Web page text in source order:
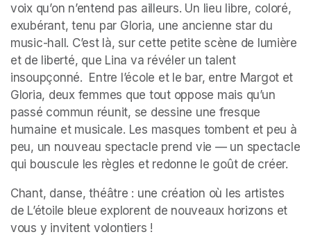
voix qu’on n’entend pas ailleurs. Un lieu libre, coloré,
exubérant, tenu par Gloria, une ancienne star du
music-hall. C’est là, sur cette petite scène de lumière
et de liberté, que Lina va révéler un talent
insoupçonné.  Entre l’école et le bar, entre Margot et
Gloria, deux femmes que tout oppose mais qu’un
passé commun réunit, se dessine une fresque
humaine et musicale. Les masques tombent et peu à
peu, un nouveau spectacle prend vie — un spectacle
qui bouscule les règles et redonne le goût de créer.
Chant, danse, théâtre : une création où les artistes
de L’étoile bleue explorent de nouveaux horizons et
vous y invitent volontiers !